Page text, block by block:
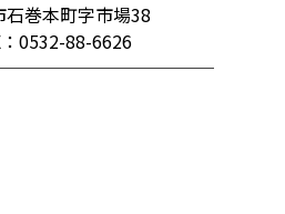
巻本町字市場38
0532-88-6626